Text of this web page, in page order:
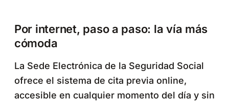
Por internet, paso a paso: la vía más
cómoda
La Sede Electrónica de la Seguridad Social
ofrece el sistema de cita previa online,
accesible en cualquier momento del día y sin